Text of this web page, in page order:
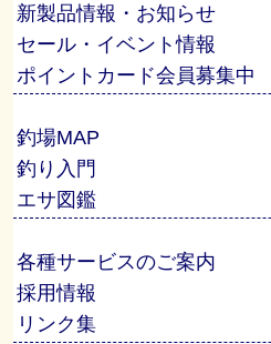
新製品情報・お知らせ
セール・イベント情報
ポイントカード会員募集中
釣場MAP
釣り入門
エサ図鑑
各種サービスのご案内
採用情報
リンク集